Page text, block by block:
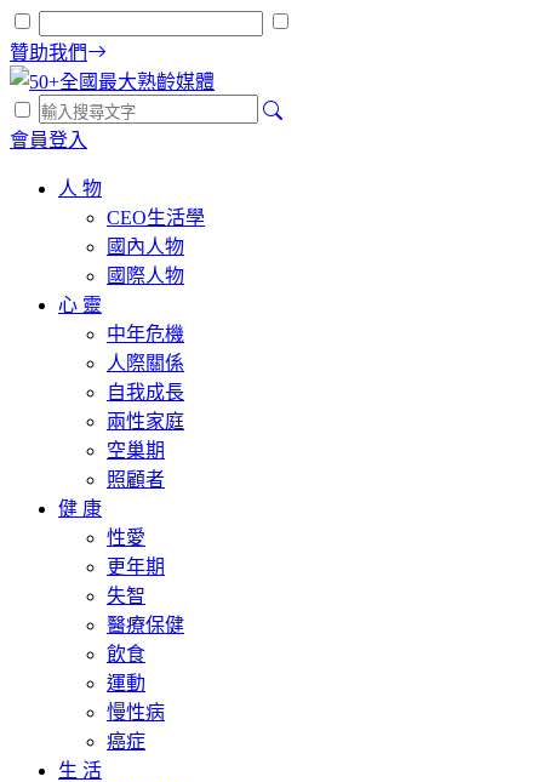
贊助我們
會員登入
人 物
CEO生活學
國內人物
國際人物
心 靈
中年危機
人際關係
自我成長
兩性家庭
空巢期
照顧者
健 康
性愛
更年期
失智
醫療保健
飲食
運動
慢性病
癌症
生 活